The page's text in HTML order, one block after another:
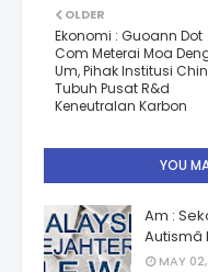
OLDER
Ekonomi : Guoann Dot
Com Meterai Moa
Um, Pihak Institusi
Tubuh Pusat R&d
Keneutralan Karbon
YOU
Am :
MAY